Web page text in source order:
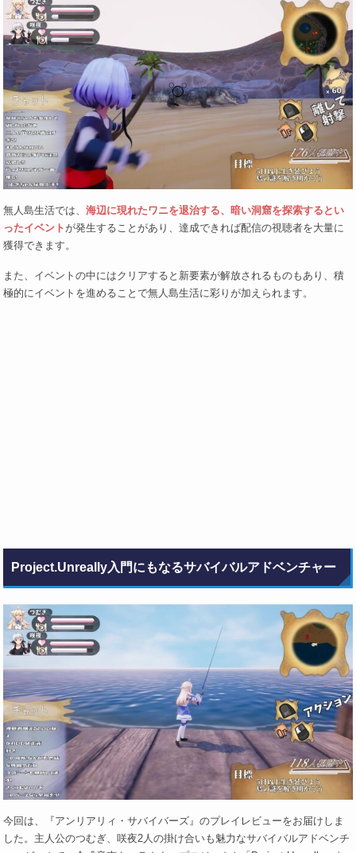
無人島生活では、海辺に現れたワニを退治する、暗い洞窟を探索するとい
ったイベントが発生することがあり、達成できれば配信の視聴者を大量に
獲得できます。
また、イベントの中にはクリアすると新要素が解放されるものもあり、積
極的にイベントを進めることで無人島生活に彩りが加えられます。
Project.Unreally入門にもなるサバイバルアドベンチャー
今回は、『アンリアリィ・サバイバーズ』のプレイレビューをお届けしま
した。主人公のつむぎ、咲夜2人の掛け合いも魅力なサバイバルアドベンチ